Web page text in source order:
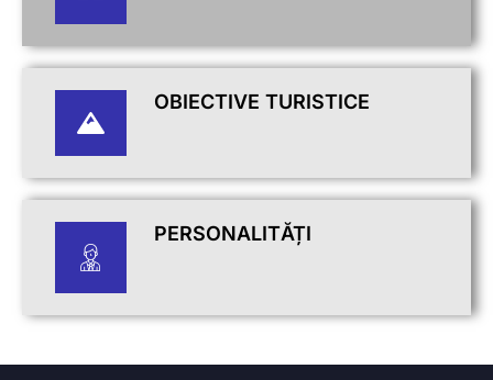
OBIECTIVE TURISTICE
PERSONALITĂȚI